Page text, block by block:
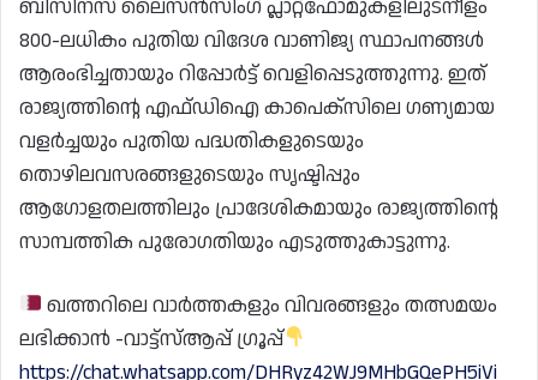
ബിസിനസ് ലൈസൻസിംഗ് പ്ലാറ്റ്‌ഫോമുകളിലുടനീളം
800-ലധികം പുതിയ വിദേശ വാണിജ്യ സ്ഥാപനങ്ങൾ
ആരംഭിച്ചതായും റിപ്പോർട്ട് വെളിപ്പെടുത്തുന്നു. ഇത്
രാജ്യത്തിന്റെ എഫ്ഡിഐ കാപെക്സിലെ ഗണ്യമായ
വളർച്ചയും പുതിയ പദ്ധതികളുടെയും
തൊഴിലവസരങ്ങളുടെയും സൃഷ്ടിപ്പും
ആഗോളതലത്തിലും പ്രാദേശികമായും രാജ്യത്തിന്റെ
സാമ്പത്തിക പുരോഗതിയും എടുത്തുകാട്ടുന്നു.
ഖത്തറിലെ വാർത്തകളും വിവരങ്ങളും തത്സമയം
ലഭിക്കാൻ -വാട്ട്സ്ആപ്പ് ഗ്രൂപ്പ്
https://chat.whatsapp.com/DHRyz42WJ9MHbGQePH5iVi